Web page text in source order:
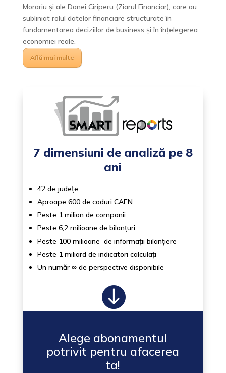
Morariu și ale Danei Ciriperu (Ziarul Financiar), care au
subliniat rolul datelor financiare structurate în
fundamentarea deciziilor de business și în înțelegerea
economiei reale.
Află mai multe
7 dimensiuni de analiză pe 8
ani
42 de județe
Aproape 600 de coduri CAEN
Peste 1 milion de companii
Peste 6,2 milioane de bilanțuri
Peste 100 milioane de informații bilanțiere
Peste 1 miliard de indicatori calculați
Un număr ∞de perspective disponibile

Alege abonamentul
potrivit pentru afacerea
ta!